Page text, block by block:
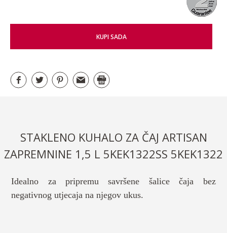
KUPI SADA
STAKLENO KUHALO ZA ČAJ ARTISAN
ZAPREMNINE 1,5 L 5KEK1322SS 5KEK1322
Idealno za pripremu savršene šalice čaja bez
negativnog utjecaja na njegov ukus.